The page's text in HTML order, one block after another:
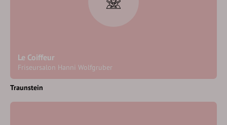
Le Coiffeur
Friseursalon Hanni Wolfgruber
Traunstein